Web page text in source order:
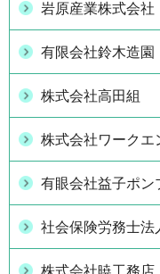
岩原産業株式会社
有限会社鈴木造園
株式会社高田組
株式会社ワークエ
有眼会社益子ポン
社会保険労務士法